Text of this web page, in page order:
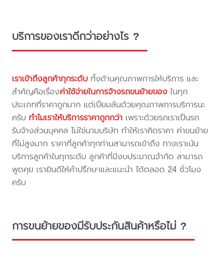
บริการของเราดีกว่าอย่างไร ?
เราเข้าถึงลูกค้าทุกระดับ ทั้งด้านคุณภาพการให้บริการ และ
สำคัญคือเรื่องค่าใช้จ่ายในการจ้างรถขนย้ายของ ในทุก
ประเภทที่ราคาถูกมาก แต่เปี่ยมล้นด้วยคุณภาพการบริการนะ
ครับ ทำไมเราให้บริการราคาถูกกว่า เพราะด้วยรถเราเป็นรถ
รับจ้างส่วนบุคคล ไม่ใช่นามบริษัท ทำให้เราคิดราคา ค่าขนย้าย
ที่ไม่สูงมาก ราคาที่ลูกค้าทุกท่านสามารถเข้าถึง ทางเราเน้น
บริการลูกค้าในทุกระดับ ลูกค้าที่มีงบประมาณจำกัด สามารถ
พูดคุย เรายินดีให้คำปรึกษาและแนะนำ ได้ตลอด 24 ชั่วโมง
ครับ
การขนย้ายของมีรับประกันสินค้าหรือไม่ ?